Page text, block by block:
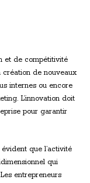
et de compétitivité
création de nouveaux
internes ou encore
L’innovation doit
pour garantir
que l’activité
qui
entrepreneurs